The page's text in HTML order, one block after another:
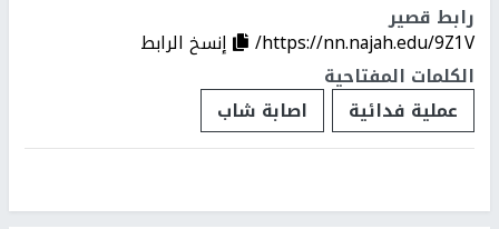
رابط قصير
https://nn.najah.edu/9Z1V/
إنسخ الرابط
الكلمات المفتاحية
عملية فدائية
اصابة شاب